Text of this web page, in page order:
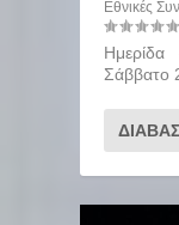
Εθνικές
Ημερίδα
Σάββατο